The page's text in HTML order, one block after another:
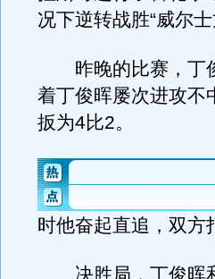
况下逆转战胜“威尔
昨晚的比赛，丁俊
着丁俊晖屡次进攻不
扳为4比2。
时他奋起直追，双方
决胜局，丁俊晖和